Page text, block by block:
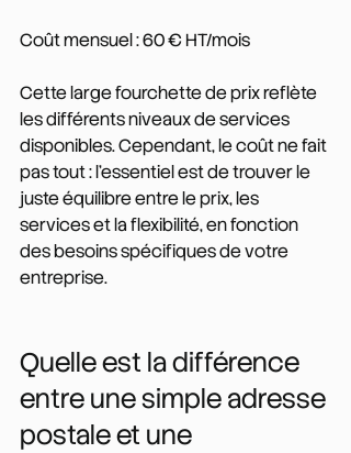
Coût mensuel : 60 € HT/mois
Cette large fourchette de prix reflète
les différents niveaux de services
disponibles. Cependant, le coût ne fait
pas tout : l'essentiel est de trouver le
juste équilibre entre le prix, les
services et la flexibilité, en fonction
des besoins spécifiques de votre
entreprise.
Quelle est la différence
entre une simple adresse
postale et une